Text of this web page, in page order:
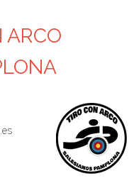
ARCO